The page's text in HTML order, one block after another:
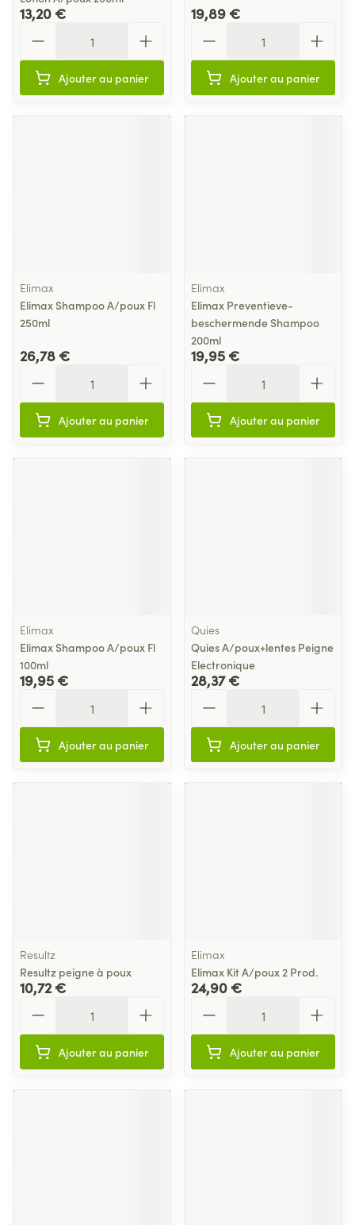
13,20 €
Ajouter au panier
19,89 €
Ajouter au panier
Elimax
Elimax Shampoo A/poux Fl
250ml
26,78 €
Ajouter au panier
Elimax
Elimax Preventieve-
beschermende Shampoo
200ml
19,95 €
Ajouter au panier
Elimax
Elimax Shampoo A/poux Fl
100ml
19,95 €
Ajouter au panier
Quies
Quies A/poux+lentes Peigne
Electronique
28,37 €
Ajouter au panier
Resultz
Resultz peigne à poux
10,72 €
Ajouter au panier
Elimax
Elimax Kit A/poux 2 Prod.
24,90 €
Ajouter au panier